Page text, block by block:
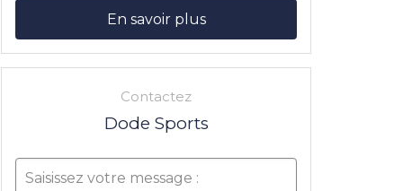
En savoir plus
Contactez
Dode Sports